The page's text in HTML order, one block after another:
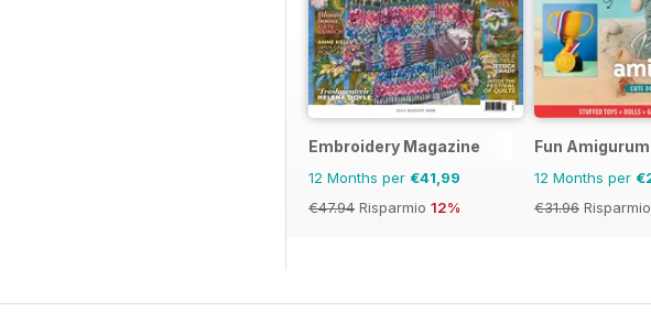
Embroidery Magazine
12 Months per €41,99
€47.94 Risparmio 12%
Fun
12 Months per
€31.96 Risparmio